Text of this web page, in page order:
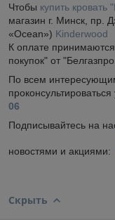
Чтобы купить кровать
магазин г. Минск, пр.
«Ocean») Kinderwood
К оплате
покупок" от
По всем
06
Подписывайтесь на
новостями и акциями:
Скрыть